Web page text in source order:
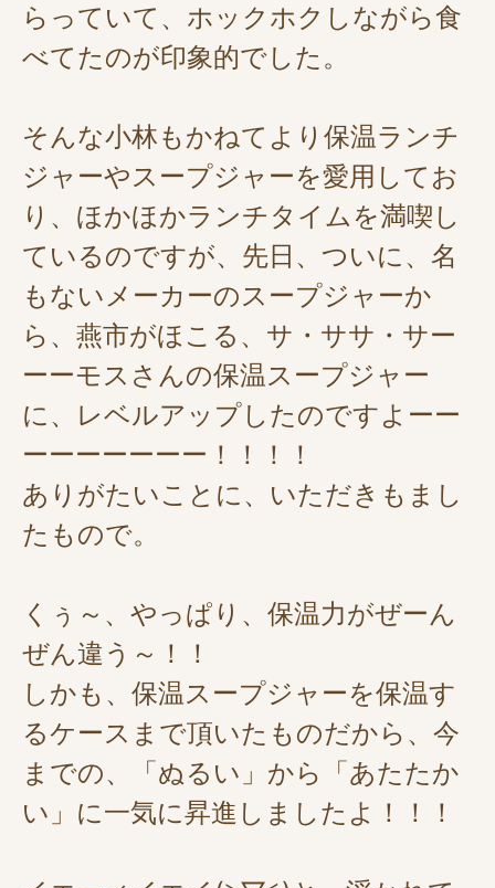
らっていて、ホックホクしながら食
べてたのが印象的でした。
そんな小林もかねてより保温ランチ
ジャーやスープジャーを愛用してお
り、ほかほかランチタイムを満喫し
ているのですが、先日、ついに、名
もないメーカーのスープジャーか
ら、燕市がほこる、サ・ササ・サー
ーーモスさんの保温スープジャー
に、レベルアップしたのですよーー
ーーーーーーー！！！！
ありがたいことに、いただきもまし
たもので。
くぅ～、やっぱり、保温力がぜーん
ぜん違う～！！
しかも、保温スープジャーを保温す
るケースまで頂いたものだから、今
までの、「ぬるい」から「あたたか
い」に一気に昇進しましたよ！！！